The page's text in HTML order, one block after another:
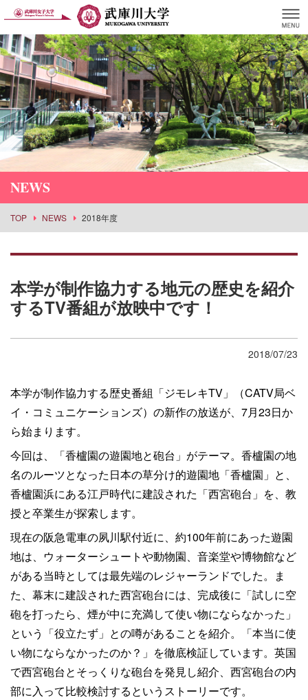
NEWS
TOP NEWS 2018年度
本学が制作協力する地元の歴史を紹介
するTV番組が放映中です！
2018/07/23
本学が制作協力する歴史番組「ジモレキTV」（CATV局ベ
イ・コミュニケーションズ）の新作の放送が、7月23日か
ら始まります。
今回は、「香櫨園の遊園地と砲台」がテーマ。香櫨園の地
名のルーツとなった日本の草分け的遊園地「香櫨園」と、
香櫨園浜にある江戸時代に建設された「西宮砲台」を、教
授と卒業生が探索します。
現在の阪急電車の夙川駅付近に、約100年前にあった遊園
地は、ウォーターシュートや動物園、音楽堂や博物館など
がある当時としては最先端のレジャーランドでした。ま
た、幕末に建設された西宮砲台には、完成後に「試しに空
砲を打ったら、煙が中に充満して使い物にならなかった」
という「役立たず」との噂があることを紹介。「本当に使
い物にならなかったのか？」を徹底検証しています。英国
で西宮砲台とそっくりな砲台を発見し紹介、西宮砲台の内
部に入って比較検討するというストーリーです。